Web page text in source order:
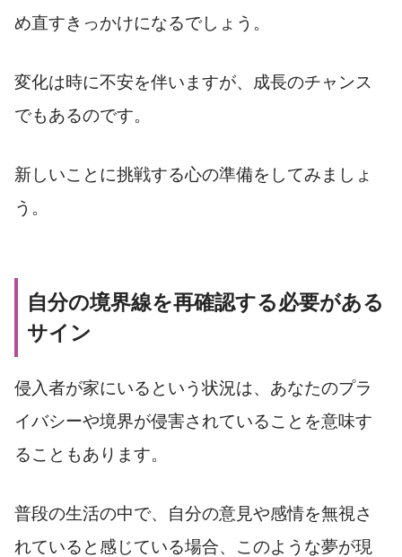
め直すきっかけになるでしょう。
変化は時に不安を伴いますが、成長のチャンス
でもあるのです。
新しいことに挑戦する心の準備をしてみましょ
う。
自分の境界線を再確認する必要がある
サイン
侵入者が家にいるという状況は、あなたのプラ
イバシーや境界が侵害されていることを意味す
ることもあります。
普段の生活の中で、自分の意見や感情を無視さ
れていると感じている場合、このような夢が現